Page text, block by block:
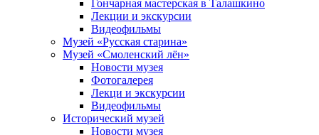
Гончарная мастерская в Талашкино
Лекции и экскурсии
Видеофильмы
Музей «Русская старина»
Музей «Смоленский лён»
Новости музея
Фотогалерея
Лекци и экскурсии
Видеофильмы
Исторический музей
Новости музея